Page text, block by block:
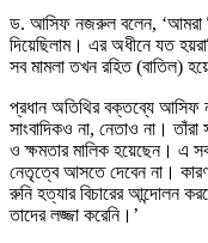
ড. আসিফ নজরুল বলেন, ‘আমরা
দিয়েছিলাম। এর অধীনে যত
সব মামলা তখন রহিত (বাতিল)
প্রধান অতিথির বক্তব্যে আসিফ
সাংবাদিকও না, নেতাও না। তাঁরা
ও ক্ষমতার মালিক হয়েছেন। এ
নেতৃত্বে আসতে দেবেন না। কারণ
রুনি হত্যার বিচারের আন্দোলন
তাদের লজ্জা করেনি।’